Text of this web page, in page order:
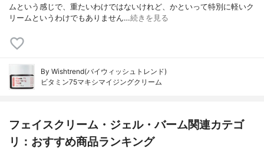
ムという感じで、重たいわけではないけれど、かといって特別に軽いク
リームというわけでもありません…続きを見る
By Wishtrend(バイウィッシュトレンド)
ビタミン75マキシマイジングクリーム
フェイスクリーム・ジェル・バーム関連カテゴ
リ：おすすめ商品ランキング